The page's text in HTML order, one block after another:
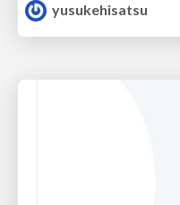
yusukehisatsu